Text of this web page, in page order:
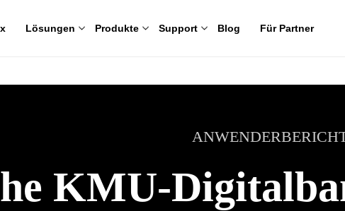
Lösungen Produkte Support Blog Für Partner
KMU-